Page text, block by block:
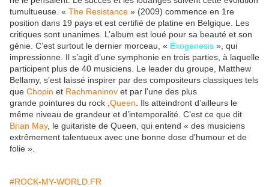
tumultueuse. « The Resistance » (2009) commence en 1re
position dans 19 pays et est certifié de platine en Belgique. Les
critiques sont unanimes. L’album est loué pour sa beauté et son
génie. C’est surtout le dernier morceau, « Exogenesis », qui
impressionne. Il s’agit d’une symphonie en trois parties, à laquelle
participent plus de 40 musiciens. Le leader du groupe, Matthew
Bellamy, s’est laissé inspirer par des compositeurs classiques tels
que Chopin et Rachmaninov et par l'une des plus
grande pointures du rock , Queen . Ils atteindront d’ailleurs le
même niveau de grandeur et d’intemporalité. C’est ce que dit
Brian May, le guitariste de Queen, qui entend « des musiciens
extrêmement talentueux avec une bonne dose d'humour et de
folie ».
#ROCK-MY-WORLD.FR